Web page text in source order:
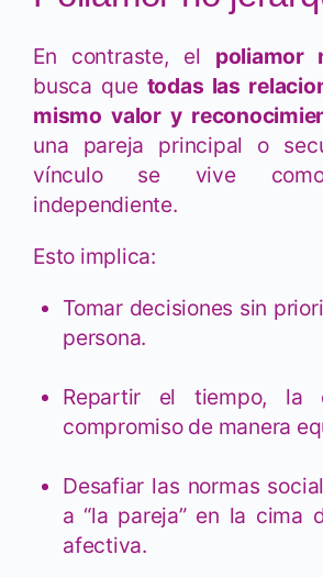
En contraste, el poliamor
busca que todas las
mismo valor y
una pareja principal o
vínculo se vive
independiente.
Esto implica:
Tomar decisiones sin
persona.
Repartir el tiempo, la
compromiso de manera
Desafiar las normas
a “la pareja” en la cima
afectiva.